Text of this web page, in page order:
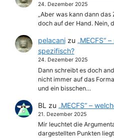
24. Dezember 2025
„Aber was kann dann das
doch auf der Hand. Nein,
pelacanizu „MECFS“
spezifisch?
24. Dezember 2025
Dann schreibt es doch
nicht immer auf das
und ein bisschen…
BL zu „MECFS“ –
21. Dezember 2025
Mir leuchtet die
dargestellten Punkten